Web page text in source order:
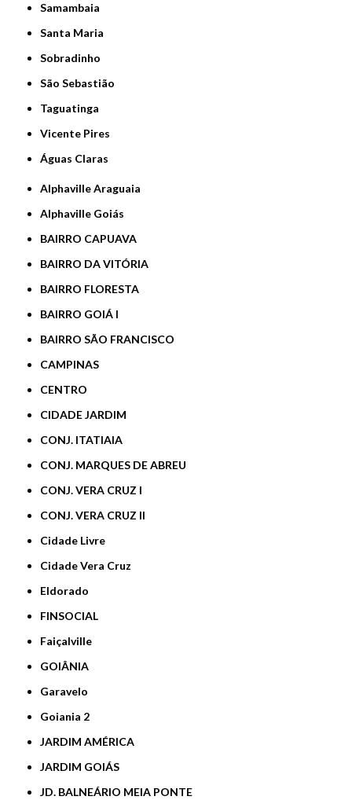
Samambaia
Santa Maria
Sobradinho
São Sebastião
Taguatinga
Vicente Pires
Águas Claras
Alphaville Araguaia
Alphaville Goiás
BAIRRO CAPUAVA
BAIRRO DA VITÓRIA
BAIRRO FLORESTA
BAIRRO GOIÁ I
BAIRRO SÃO FRANCISCO
CAMPINAS
CENTRO
CIDADE JARDIM
CONJ. ITATIAIA
CONJ. MARQUES DE ABREU
CONJ. VERA CRUZ I
CONJ. VERA CRUZ II
Cidade Livre
Cidade Vera Cruz
Eldorado
FINSOCIAL
Faiçalville
GOIÂNIA
Garavelo
Goiania 2
JARDIM AMÉRICA
JARDIM GOIÁS
JD. BALNEÁRIO MEIA PONTE